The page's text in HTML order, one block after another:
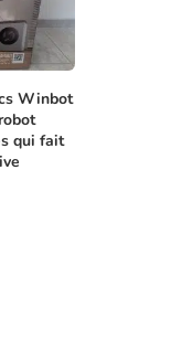
Winbot
qui fait